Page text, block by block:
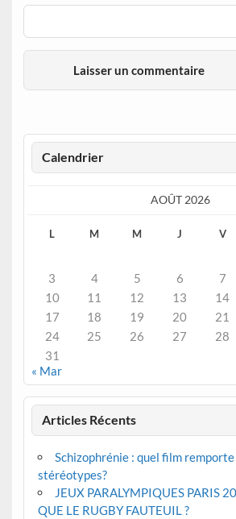
Calendrier
AOÛT 2026
L M M J V
3
4 5 6 7
10
11 12 13 14
17
18 19 20 21
24
25 26 27 28
31
« Mar
Articles Récents
Schizophrénie : quel film remporte
stéréotypes?
JEUX PARALYMPIQUES PARIS
QUE LE RUGBY FAUTEUIL ?